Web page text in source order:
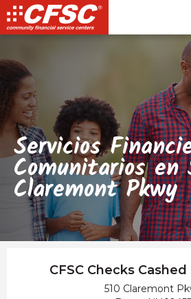
Servicios
Comunitarios en
Claremont Pkwy
CFSC Checks
510 Claremont